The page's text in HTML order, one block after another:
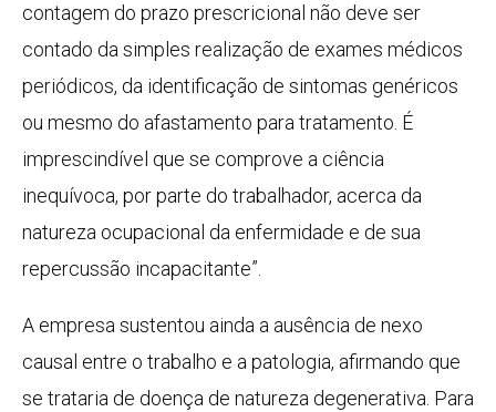
contagem do prazo prescricional não deve ser
contado da simples realização de exames médicos
periódicos, da identificação de sintomas genéricos
ou mesmo do afastamento para tratamento. É
imprescindível que se comprove a ciência
inequívoca, por parte do trabalhador, acerca da
natureza ocupacional da enfermidade e de sua
repercussão incapacitante”.
A empresa sustentou ainda a ausência de nexo
causal entre o trabalho e a patologia, afirmando que
se trataria de doença de natureza degenerativa. Para